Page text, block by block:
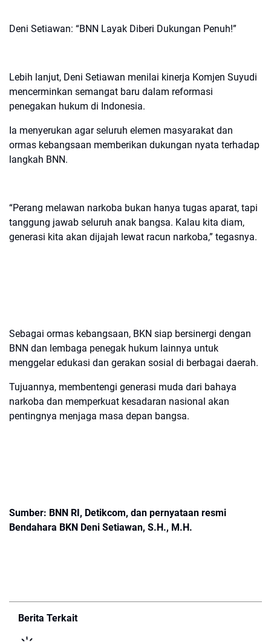
Deni Setiawan: “BNN Layak Diberi Dukungan Penuh!”
Lebih lanjut, Deni Setiawan menilai kinerja Komjen Suyudi
mencerminkan semangat baru dalam reformasi
penegakan hukum di Indonesia.
Ia menyerukan agar seluruh elemen masyarakat dan
ormas kebangsaan memberikan dukungan nyata terhadap
langkah BNN.
“Perang melawan narkoba bukan hanya tugas aparat, tapi
tanggung jawab seluruh anak bangsa. Kalau kita diam,
generasi kita akan dijajah lewat racun narkoba,” tegasnya.
Sebagai ormas kebangsaan, BKN siap bersinergi dengan
BNN dan lembaga penegak hukum lainnya untuk
menggelar edukasi dan gerakan sosial di berbagai daerah.
Tujuannya, membentengi generasi muda dari bahaya
narkoba dan memperkuat kesadaran nasional akan
pentingnya menjaga masa depan bangsa.
Sumber: BNN RI, Detikcom, dan pernyataan resmi
Bendahara BKN Deni Setiawan, S.H., M.H.
Berita Terkait